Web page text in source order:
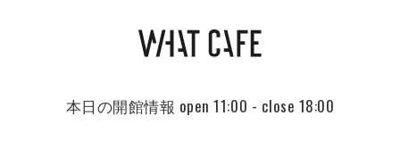
本日の開館情報 open 11:00 - close 18:00